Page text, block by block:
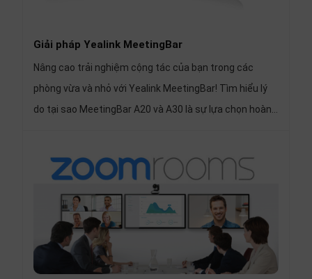
Giải pháp Yealink MeetingBar
Nâng cao trải nghiệm cộng tác của bạn trong các
phòng vừa và nhỏ với Yealink MeetingBar! Tìm hiểu lý
do tại sao MeetingBar A20 và A30 là sự lựa chọn hoàn
MeetingBar hội nghị truyền hình đơn giản, thông minh
và bền vững cho nơi làm việc hiện đại, nâng cao khả
năng cộng tác của doanh nghiệp